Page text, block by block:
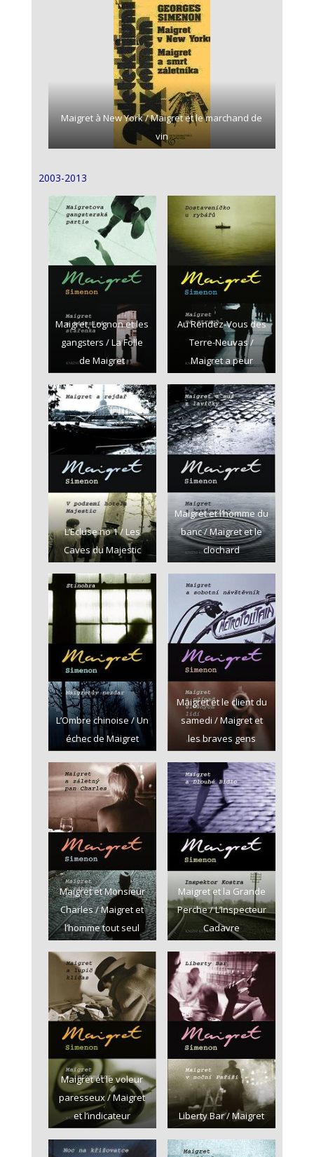
Maigret à New York / Maigret et le marchand de
vin
2003-2013
Maigret, Lognon et les
gangsters / La Folle
de Maigret
Au Rendez-Vous des
Terre-Neuvas /
Maigret a peur
L’Ecluse no 1 / Les
Caves du Majestic
Maigret et l’homme du
banc / Maigret et le
clochard
L’Ombre chinoise / Un
échec de Maigret
Maigret et le client du
samedi / Maigret et
les braves gens
Maigret et Monsieur
Charles / Maigret et
l’homme tout seul
Maigret et la Grande
Perche / L’Inspecteur
Cadavre
Maigret et le voleur
paresseux / Maigret
et l’indicateur
Liberty Bar / Maigret